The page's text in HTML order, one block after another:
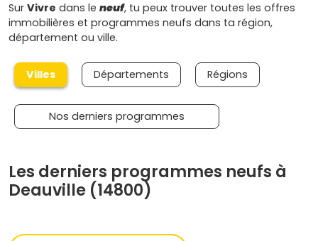
Sur Vivre dans le neuf, tu peux trouver toutes les offres
immobilières et programmes neufs dans ta région,
département ou ville.
Villes Départements Régions
Nos derniers programmes
Les derniers programmes neufs à
Deauville (14800)